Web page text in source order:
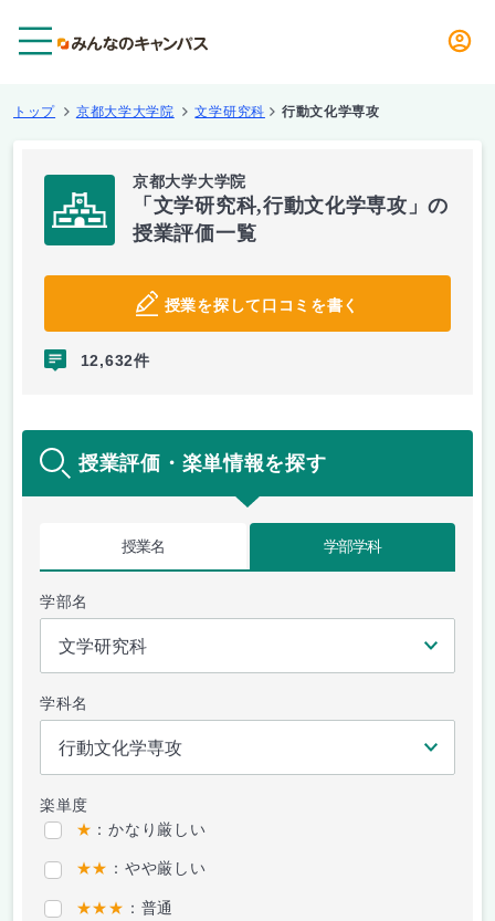
トップ 京都大学大学院 文学研究科 行動文化学専攻
京都大学大学院
「文学研究科,行動文化学専攻」の
授業評価一覧
授業を探して口コミを書く
12,632件
授業評価・楽単情報を探す
授業名 学部学科
学部名
学科名
楽単度
★ ：かなり厳しい
★★ ：やや厳しい
★★★ ：普通